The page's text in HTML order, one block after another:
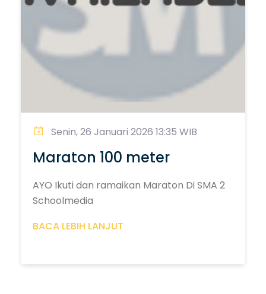
Senin, 26 Januari 2026 13:35 WIB
Maraton 100 meter
AYO Ikuti dan ramaikan Maraton Di SMA 2
Schoolmedia
BACA LEBIH LANJUT